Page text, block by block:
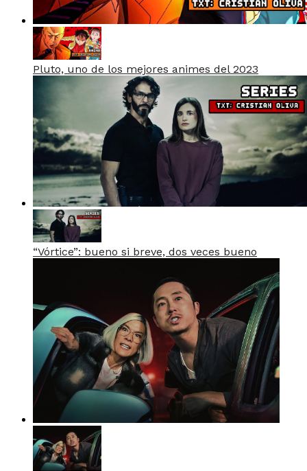
Pluto, uno de los mejores animes del 2023
“Vórtice”: bueno si breve, dos veces bueno